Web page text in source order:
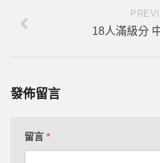
18人滿級分
發佈留言
留言 *